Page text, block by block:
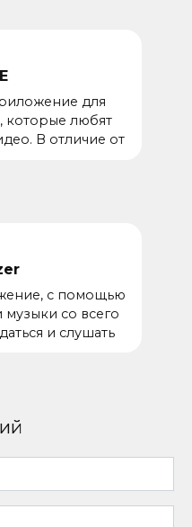
для
которые любят
В отличие от
с помощью
со всего
и слушать